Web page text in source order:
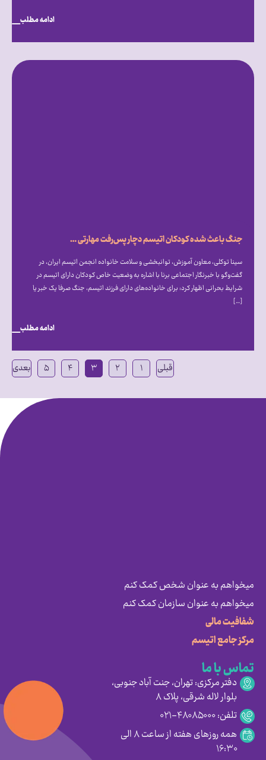
ادامه مطلب
جنگ باعث شده کودکان اتیسم دچار پس‌رفت مهارتی شوند
سینا توکلی، معاون آموزش، توانبخشی و سلامت خانواده انجمن اتیسم ایران، در
گفت‌و‌گو با خبرنگار اجتماعی برنا با اشاره به وضعیت خاص کودکان دارای اتیسم در
شرایط بحرانی اظهار کرد: برای خانواده‌های دارای فرزند اتیسم، جنگ صرفا یک خبر یا
[…]
ادامه مطلب
قبلی ۱ ۲ ۳ ۴ ۵ بعدی
میخواهم به عنوان شخص کمک کنم
میخواهم به عنوان سازمان کمک کنم
شفافیت مالی
مرکز جامع اتیسم
تماس با ما
دفتر مرکزی: تهران، جنت آباد جنوبی،
بلوار لاله شرقی، پلاک ۸
تلفن: ۴۸۰۸۵۰۰۰-۰۲۱
همه روزهای هفته از ساعت ۸ الی
۱۶:۳۰